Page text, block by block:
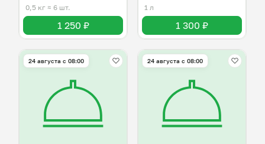
0,5 кг ≈ 6 шт.
1 250 ₽
1 л
1 300 ₽
24 августа с 08:00 24 августа с 08:00